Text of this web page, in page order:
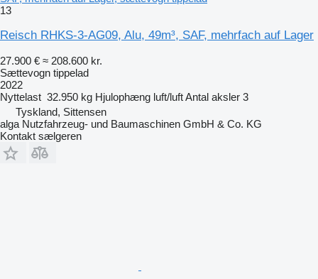
13
Reisch RHKS-3-AG09, Alu, 49m³, SAF, mehrfach auf Lager
27.900 € ≈ 208.600 kr.
Sættevogn tippelad
2022
Nyttelast 32.950 kg Hjulophæng luft/luftAntal aksler 3
Tyskland, Sittensen
alga Nutzfahrzeug- und Baumaschinen GmbH & Co. KG
Kontakt sælgeren